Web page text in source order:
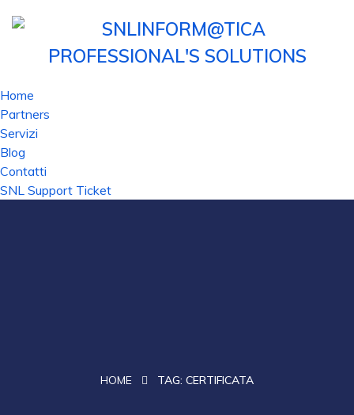
Home
Partners
Servizi
Blog
Contatti
SNL Support Ticket
HOME TAG: CERTIFICATA